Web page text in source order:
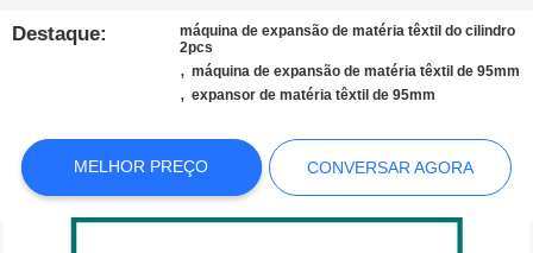
CASOS
BLOGUE
Destaque:
máquina de expansão de matéria têxtil do cilindro
2pcs
,máquina de expansão de matéria têxtil de 95mm
,expansor de matéria têxtil de 95mm
MELHOR PREÇO CONVERSAR AGORA